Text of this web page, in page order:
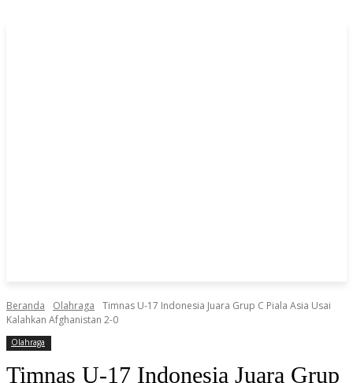
Beranda Olahraga
Timnas U-17 Indonesia Juara Grup C Piala Asia Usai
Kalahkan Afghanistan 2-0
Olahraga
Timnas U-17 Indonesia Juara Grup